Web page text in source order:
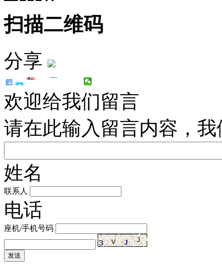
扫描二维码
分享
欢迎给我们留言
请在此输入留言内容，
姓名
联系人
电话
座机/手机号码